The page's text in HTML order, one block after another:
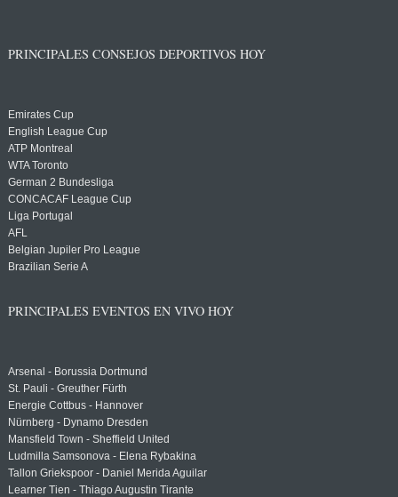
PRINCIPALES CONSEJOS DEPORTIVOS HOY
Emirates Cup
English League Cup
ATP Montreal
WTA Toronto
German 2 Bundesliga
CONCACAF League Cup
Liga Portugal
AFL
Belgian Jupiler Pro League
Brazilian Serie A
PRINCIPALES EVENTOS EN VIVO HOY
Arsenal - Borussia Dortmund
St. Pauli - Greuther Fürth
Energie Cottbus - Hannover
Nürnberg - Dynamo Dresden
Mansfield Town - Sheffield United
Ludmilla Samsonova - Elena Rybakina
Tallon Griekspoor - Daniel Merida Aguilar
Learner Tien - Thiago Augustin Tirante